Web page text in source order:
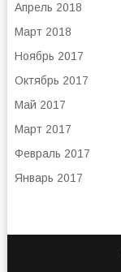
Апрель 2018
Март 2018
Ноябрь 2017
Октябрь 2017
Май 2017
Март 2017
Февраль 2017
Январь 2017